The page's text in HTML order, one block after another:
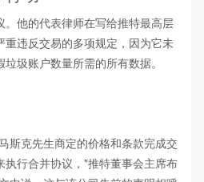
他的代表律师在写给推特最高层
违反交易的多项规定，因为它未
圾账户数量所需的所有数据。
斯克先生商定的价格和条款完成交
行合并协议，"推特董事会主席布